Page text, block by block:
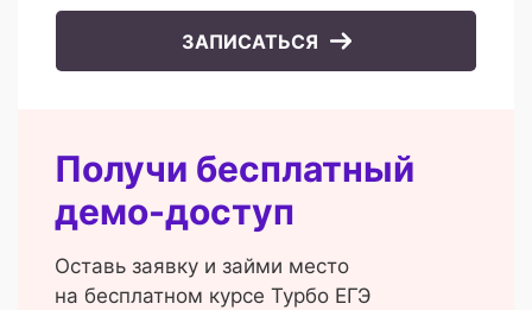
ЗАПИСАТЬСЯ
Получи бесплатный
демо-доступ
Оставь заявку и займи место
на бесплатном курсе Турбо ЕГЭ